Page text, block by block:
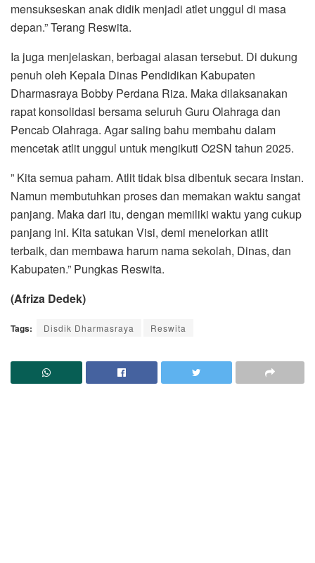
mensukseskan anak didik menjadi atlet unggul di masa
depan.” Terang Reswita.
Ia juga menjelaskan, berbagai alasan tersebut. Di dukung
penuh oleh Kepala Dinas Pendidikan Kabupaten
Dharmasraya Bobby Perdana Riza. Maka dilaksanakan
rapat konsolidasi bersama seluruh Guru Olahraga dan
Pencab Olahraga. Agar saling bahu membahu dalam
mencetak atlit unggul untuk mengikuti O2SN tahun 2025.
” Kita semua paham. Atlit tidak bisa dibentuk secara instan.
Namun membutuhkan proses dan memakan waktu sangat
panjang. Maka dari itu, dengan memiliki waktu yang cukup
panjang ini. Kita satukan Visi, demi menelorkan atlit
terbaik, dan membawa harum nama sekolah, Dinas, dan
Kabupaten.” Pungkas Reswita.
(Afriza Dedek)
Tags: Disdik Dharmasraya Reswita